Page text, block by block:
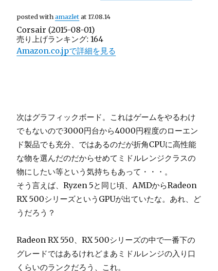
posted withamazletat 17.08.14
Corsair (2015-08-01)
売り上げランキング: 164
Amazon.co.jpで詳細を見る
次はグラフィックボード。これはゲームをやるわけ
でもないので3000円台から4000円程度のローエン
ド製品でも充分、ではあるのだが折角CPUに高性能
な物を選んだのだからせめてミドルレンジクラスの
物にしたい等という気持ちもあって・・・。
そう言えば、Ryzen 5と同じ頃、AMDからRadeon
RX 500シリーズというGPUが出ていたな。あれ、ど
うだろう？
Radeon RX 550、RX 500シリーズの中で一番下の
グレードではあるけれどまあミドルレンジの入り口
くらいのランクだろう、これ。